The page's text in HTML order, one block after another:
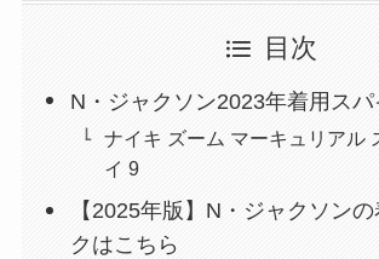
目次
N・ジャクソン2023年着用スパ
ナイキ ズーム マーキュリアル
イ 9
【2025年版】N・ジャクソン
クはこちら